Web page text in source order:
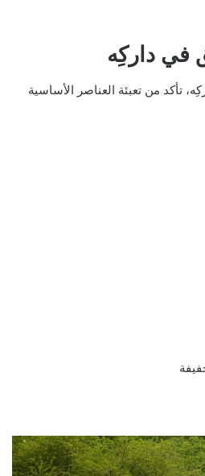
في داركِه
تأكد من تعبئة العناصر الأساسية